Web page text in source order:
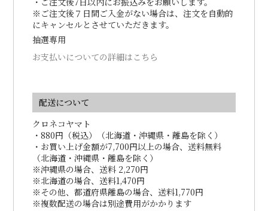
※ご注文後７日間ご入金がない場合は、注文を自動的
にキャンセルとさせていただきます。
抽選専用
お支払いについての詳細はこちら
配送について
クロネコヤマト
・880円（税込）（北海道・沖縄県・離島を除く）
・お買い上げ金額が7,700円以上の場合、送料無料
（北海道・沖縄県・離島を除く）
※沖縄県の場合、送料 2,270円
※北海道の場合、送料1,470円
※その他、都道府県離島の場合、送料1,770円
※複数配送の場合は別途費用がかかります